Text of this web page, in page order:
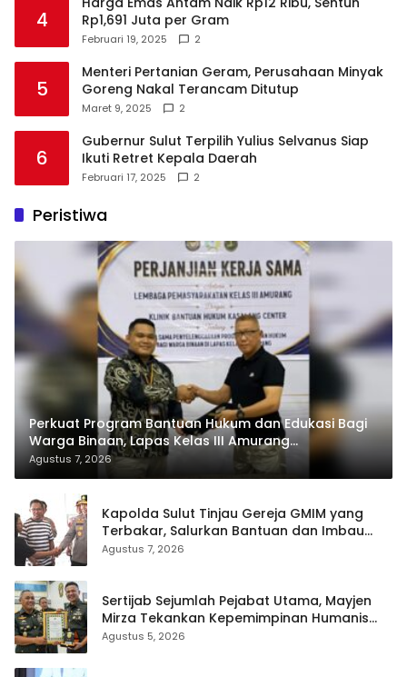
4
Rp1,691 Juta per Gram
Februari 19, 2025 2
5
Menteri Pertanian Geram, Perusahaan Minyak
Goreng Nakal Terancam Ditutup
Maret 9, 2025 2
6
Gubernur Sulut Terpilih Yulius Selvanus Siap
Ikuti Retret Kepala Daerah
Februari 17, 2025 2
Peristiwa
Perkuat Program Bantuan Hukum dan Edukasi Bagi
Warga Binaan, Lapas Kelas III Amurang
Tandatangani MoU Dengan LBH KASALANG CENTER
Agustus 7, 2026
Kapolda Sulut Tinjau Gereja GMIM yang
Terbakar, Salurkan Bantuan dan Imbau
Waspada Musim Kemarau
Agustus 7, 2026
Sertijab Sejumlah Pejabat Utama, Mayjen
Mirza Tekankan Kepemimpinan Humanis
dan Profesional
Agustus 5, 2026